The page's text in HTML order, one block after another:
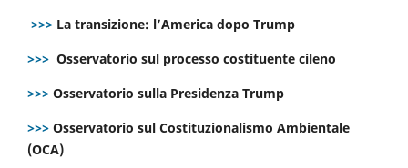
>>> La transizione: l’America dopo Trump
>>> Osservatorio sul processo costituente cileno
>>> Osservatorio sulla Presidenza Trump
>>> Osservatorio sul Costituzionalismo Ambientale
(OCA)